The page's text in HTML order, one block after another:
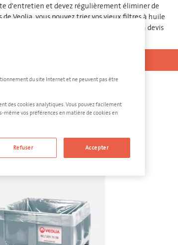
d'entretien et devez régulièrement éliminer de
Veolia, vous pouvez trier vos vieux filtres à huile
filtres à huile, n'hésitez pas à demander un devis
le filtres à huile
du site Internet et ne peuvent pas être
des cookies analytiques. Vous pouvez facilement
même vos préférences en matière de cookies en
Refuser Accepter